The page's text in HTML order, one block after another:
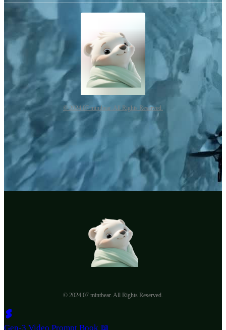
© 2024.07 mintbear. All Rights Reserved.
© 2024.07 mintbear. All Rights Reserved.
Gen-3 Video Prompt Book 📖